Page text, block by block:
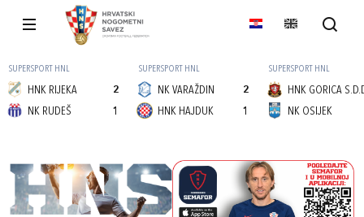
SUPERSPORT HNL
HNK RIJEKA
2
1
NK RUDEŠ
SUPERSPORT HNL
NK VARAŽDIN
2
1
HNK HAJDUK
SUPERSPORT HNL
HNK GORICA
NK OSIJEK